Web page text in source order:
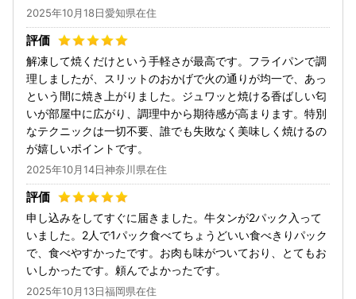
2025年10月18日愛知県在住
解凍して焼くだけという手軽さが最高です。フライパンで調
理しましたが、スリットのおかげで火の通りが均一で、あっ
という間に焼き上がりました。ジュワッと焼ける香ばしい匂
いが部屋中に広がり、調理中から期待感が高まります。特別
なテクニックは一切不要、誰でも失敗なく美味しく焼けるの
が嬉しいポイントです。
2025年10月14日神奈川県在住
申し込みをしてすぐに届きました。牛タンが2パック入って
いました。2人で1パック食べてちょうどいい食べきりパック
で、食べやすかったです。お肉も味がついており、とてもお
いしかったです。頼んでよかったです。
2025年10月13日福岡県在住